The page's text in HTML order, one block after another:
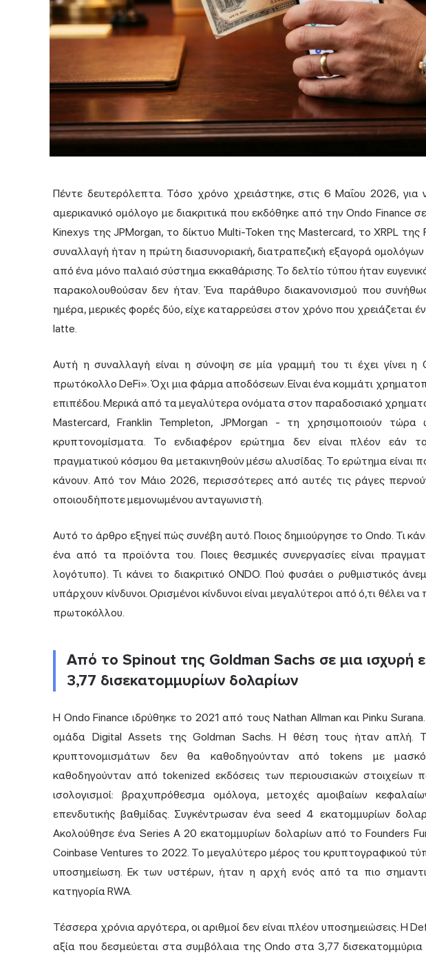
Πέντε δευτερόλεπτα. Τόσο χρόνο χρειάστηκε, στις 6 Μαΐου 2026, για
αμερικανικό ομόλογο με διακριτικά που εκδόθηκε από την Ondo Finance
Kinexys της JPMorgan, το δίκτυο Multi-Token της Mastercard, το XRPL της
συναλλαγή ήταν η πρώτη διασυνοριακή, διατραπεζική εξαγορά ομολόγων
από ένα μόνο παλαιό σύστημα εκκαθάρισης. Το δελτίο τύπου ήταν
παρακολουθούσαν δεν ήταν. Ένα παράθυρο διακανονισμού που
ημέρα, μερικές φορές δύο, είχε καταρρεύσει στον χρόνο που χρειάζεται
latte.
Αυτή η συναλλαγή είναι η σύνοψη σε μία γραμμή του τι έχει γίνει
πρωτόκολλο DeFi». Όχι μια φάρμα αποδόσεων. Είναι ένα κομμάτι
επιπέδου. Μερικά από τα μεγαλύτερα ονόματα στον παραδοσιακό
Mastercard, Franklin Templeton, JPMorgan - τη χρησιμοποιούν
κρυπτονομίσματα. Το ενδιαφέρον ερώτημα δεν είναι πλέον εάν
πραγματικού κόσμου θα μετακινηθούν μέσω αλυσίδας. Το ερώτημα είναι
κάνουν. Από τον Μάιο 2026, περισσότερες από αυτές τις ράγες
οποιουδήποτε μεμονωμένου ανταγωνιστή.
Αυτό το άρθρο εξηγεί πώς συνέβη αυτό. Ποιος δημιούργησε το Ondo. Τι
ένα από τα προϊόντα του. Ποιες θεσμικές συνεργασίες είναι
λογότυπο). Τι κάνει το διακριτικό ONDO. Πού φυσάει ο ρυθμιστικός
υπάρχουν κίνδυνοι. Ορισμένοι κίνδυνοι είναι μεγαλύτεροι από ό,τι θέλει
πρωτοκόλλου.
Από το Spinout της Goldman Sachs σε μια ισχυρή
3,77 δισεκατομμυρίων δολαρίων
Η Ondo Finance ιδρύθηκε το 2021 από τους Nathan Allman και Pinku
ομάδα Digital Assets της Goldman Sachs. Η θέση τους ήταν απλή.
κρυπτονομισμάτων δεν θα καθοδηγούνταν από tokens με
καθοδηγούνταν από tokenized εκδόσεις των περιουσιακών στοιχείων
ισολογισμοί: βραχυπρόθεσμα ομόλογα, μετοχές αμοιβαίων
επενδυτικής βαθμίδας. Συγκέντρωσαν ένα seed 4 εκατομμυρίων
Ακολούθησε ένα Series A 20 εκατομμυρίων δολαρίων από το Founders
Coinbase Ventures το 2022. Το μεγαλύτερο μέρος του κρυπτογραφικού
υποσημείωση. Εκ των υστέρων, ήταν η αρχή ενός από τα πιο
κατηγορία RWA.
Τέσσερα χρόνια αργότερα, οι αριθμοί δεν είναι πλέον υποσημειώσεις. Η
αξία που δεσμεύεται στα συμβόλαια της Ondo στα 3,77